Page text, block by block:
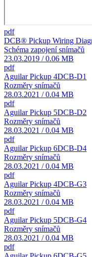
pdf
DCB® Pickup Wiring
Schéma zapojení snímačů
23.03.2019 / 0.06 MB
pdf
Aguilar Pickup 4DCB-D1
Rozměry snímačů
28.03.2021 / 0.04 MB
pdf
Aguilar Pickup 5DCB-D2
Rozměry snímačů
28.03.2021 / 0.04 MB
pdf
Aguilar Pickup 6DCB-D4
Rozměry snímačů
28.03.2021 / 0.04 MB
pdf
Aguilar Pickup 4DCB-G3
Rozměry snímačů
28.03.2021 / 0.04 MB
pdf
Aguilar Pickup 5DCB-G4
Rozměry snímačů
28.03.2021 / 0.04 MB
pdf